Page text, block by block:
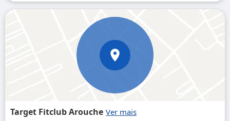
Target Fitclub Arouche